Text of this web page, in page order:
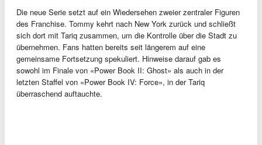
Die neue Serie setzt auf ein Wiedersehen zweier zentraler Figuren
des Franchise. Tommy kehrt nach New York zurück und schließt
sich dort mit Tariq zusammen, um die Kontrolle über die Stadt zu
übernehmen. Fans hatten bereits seit längerem auf eine
gemeinsame Fortsetzung spekuliert. Hinweise darauf gab es
sowohl im Finale von «Power Book II: Ghost» als auch in der
letzten Staffel von «Power Book IV: Force», in der Tariq
überraschend auftauchte.